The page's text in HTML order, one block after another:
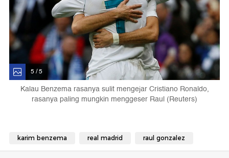
5 / 5
Kalau Benzema rasanya sulit mengejar Cristiano Ronaldo,
rasanya paling mungkin menggeser Raul (Reuters)
karim benzema real madrid raul gonzalez